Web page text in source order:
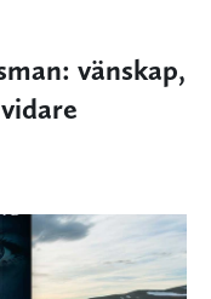
vänskap,